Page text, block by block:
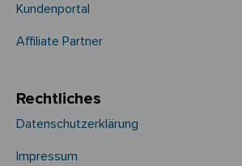
Kundenportal
Affiliate Partner
Rechtliches
Datenschutzerklärung
Impressum